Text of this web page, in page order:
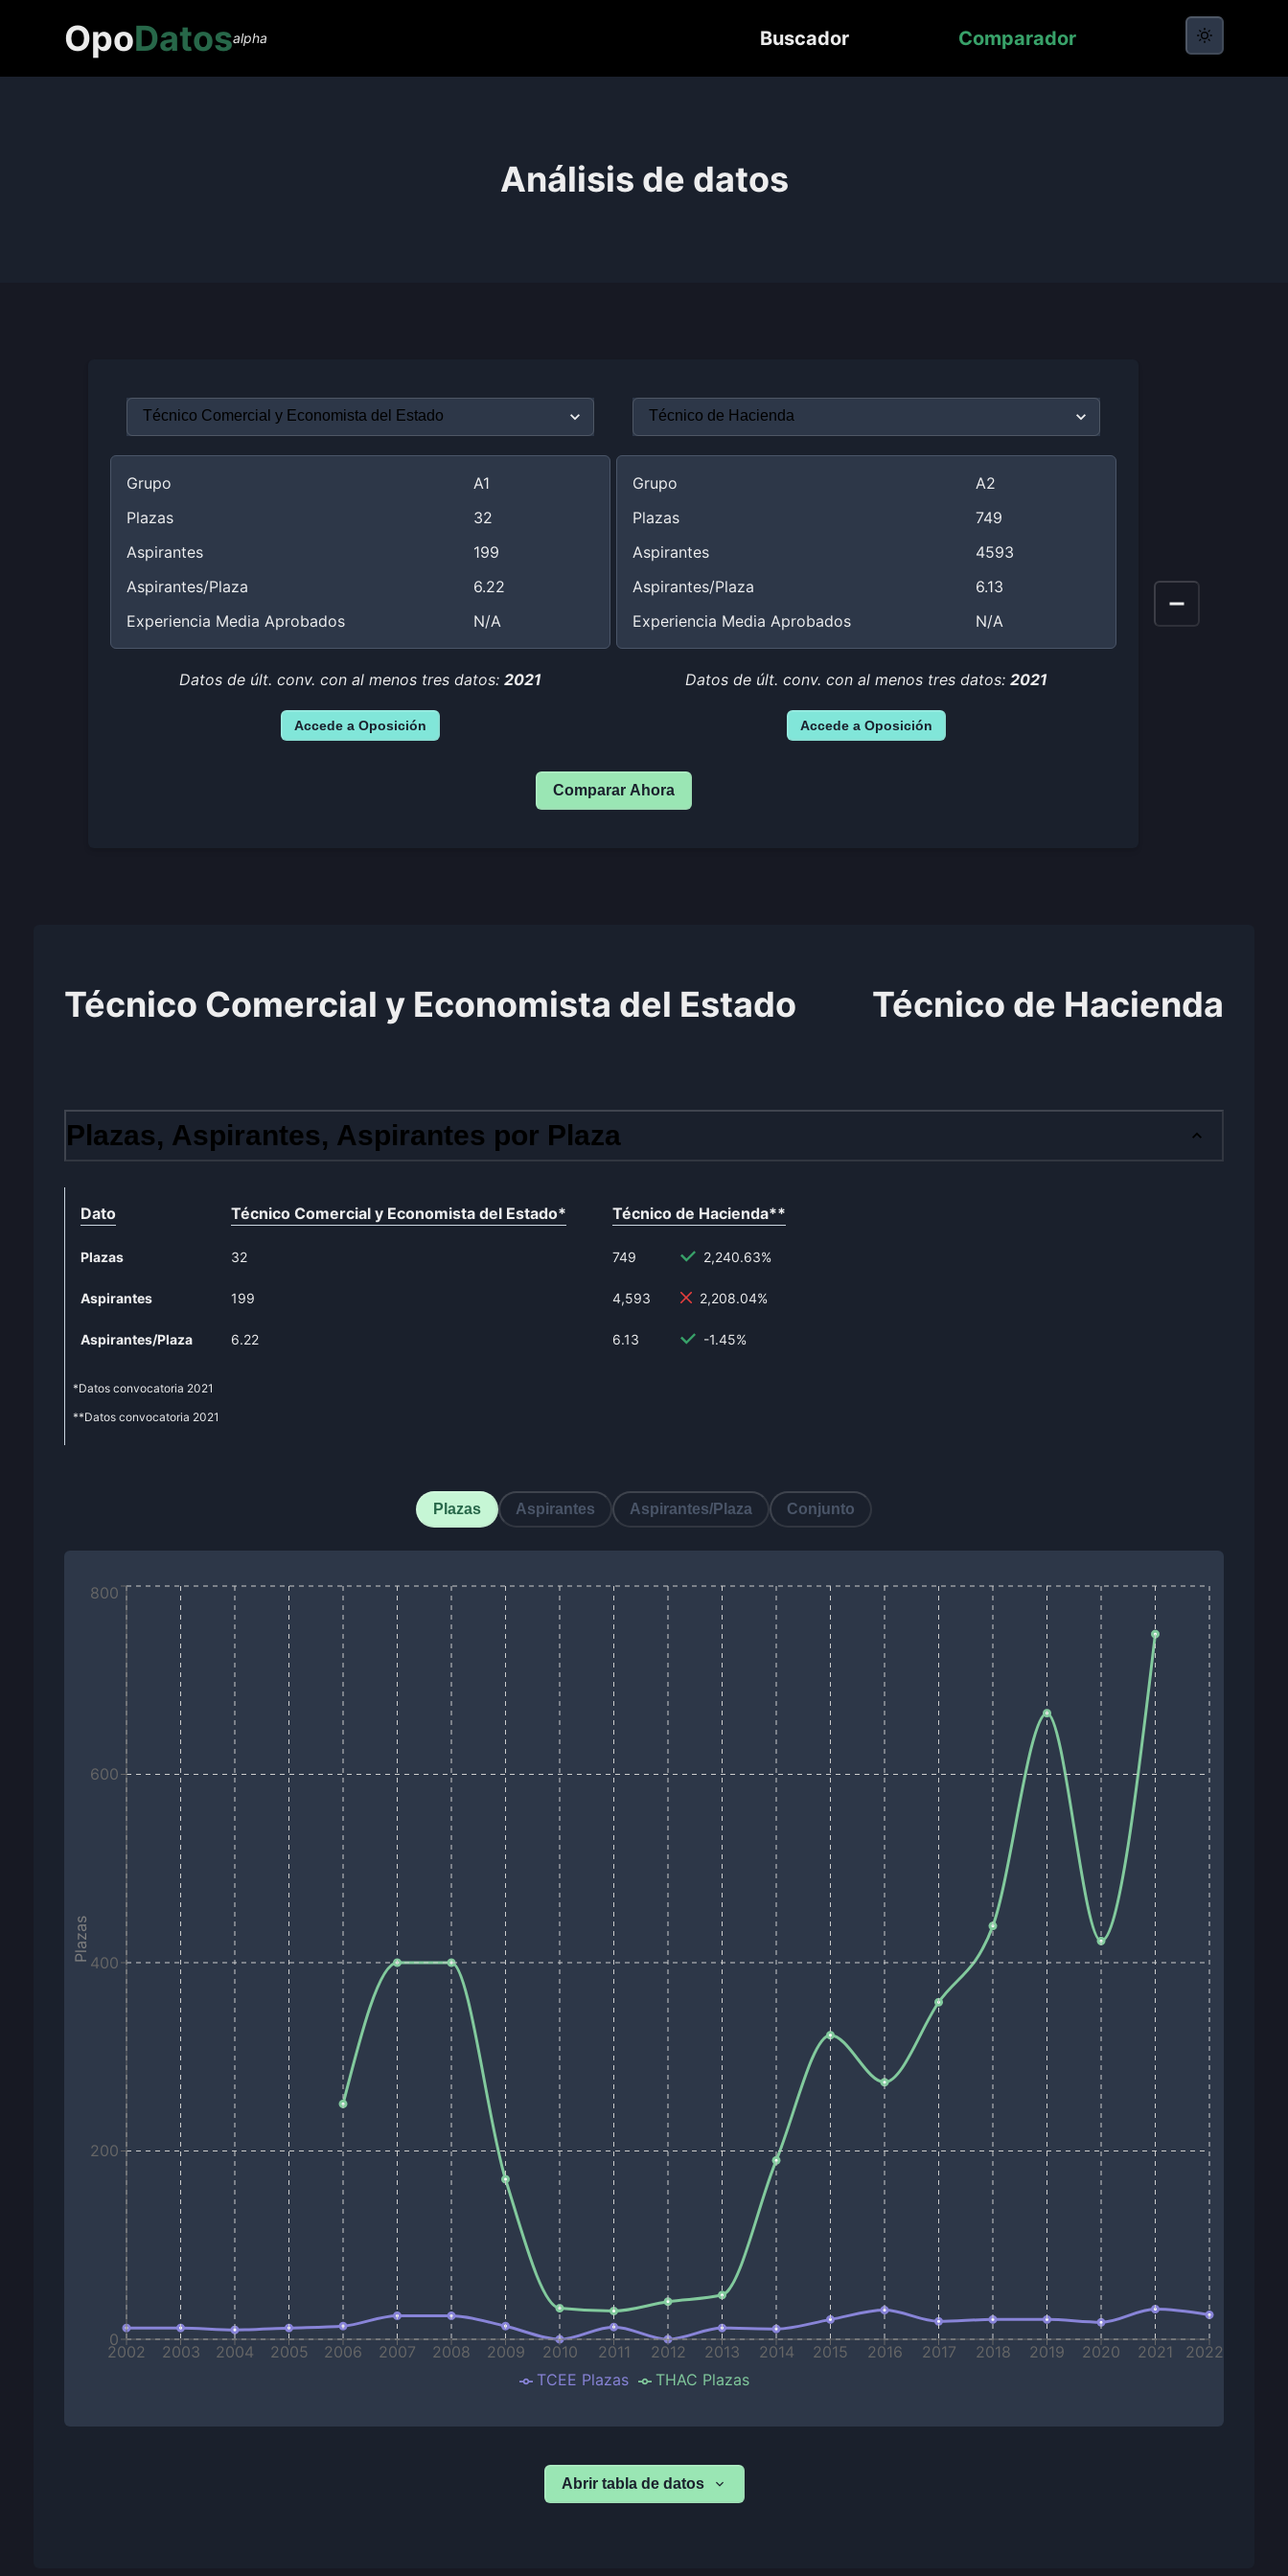
OpoDatosalpha Buscador Comparador
Análisis de datos
Grupo
A1
Plazas
32
Aspirantes
199
Aspirantes/Plaza
6.22
Experiencia Media Aprobados
N/A
Datos de últ. conv. con al menos tres datos: 2021
Accede a Oposición
Grupo
A2
Plazas
749
Aspirantes
4593
Aspirantes/Plaza
6.13
Experiencia Media Aprobados
N/A
Datos de últ. conv. con al menos tres datos: 2021
Accede a Oposición
Comparar Ahora
Técnico Comercial y Economista del Estado Técnico de Hacienda
Plazas, Aspirantes, Aspirantes por Plaza
Dato Técnico Comercial y Economista del Estado*
Plazas 32
Aspirantes 199
Aspirantes/Plaza 6.22
Técnico de Hacienda**
749 2,240.63%
4,593 2,208.04%
6.13 -1.45%
*Datos convocatoria 2021
**Datos convocatoria 2021
Plazas Aspirantes Aspirantes/Plaza Conjunto
2002 2003 2004 2005 2006 2007 2008 2009 2010 2011 2012 2013 2014 2015 2016 2017 2018 2019 2020 2021 2022
0
200
400
600
800
Plazas
TCEE Plazas THAC Plazas
Abrir tabla de datos